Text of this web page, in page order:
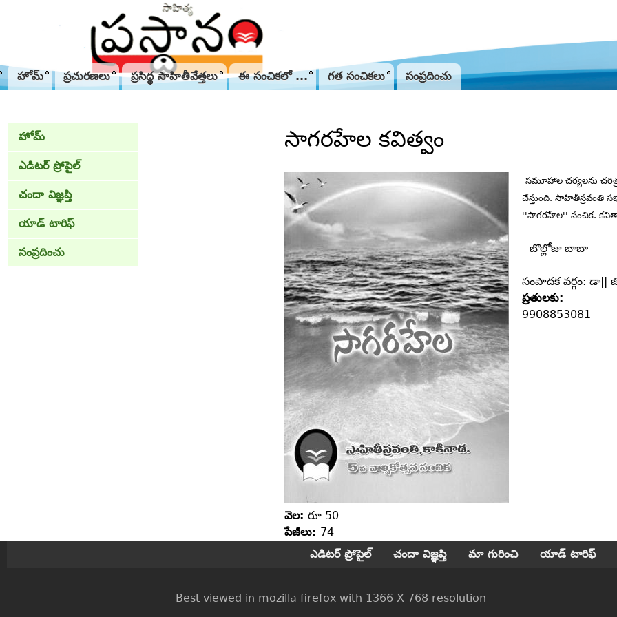
హోమ్ ప్రచురణలు ప్రసిద్థ సాహితీవేత్తలు ఈ సంచికలో ... గత సంచికలు సంప్రదించు
సాగరహేల కవిత్వం
సమూహాల చర్యలను
చేస్తుంది. సాహితీస్రవంతి
''సాగరహేల'' సంచిక.
- బొల్లోజు బాబా
సంపాదక వర్గం: డా||
వెల:రూ 50
పేజీలు: 74
ప్రతులకు:
9908853081
హోమ్
ఎడిటర్ ప్రోపైల్
చందా విజ్ఞప్తి
యాడ్ టారిఫ్
సంప్రదించు
ఎడిటర్ ప్రోపైల్ చందా విజ్ఞప్తి మా గురించి యాడ్ టారిఫ్
Best viewed in mozilla firefox with 1366 X 768 resolution